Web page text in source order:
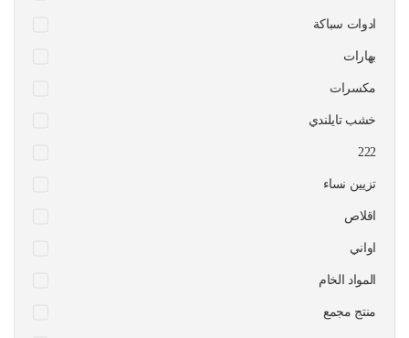
ادوات سباكة
بهارات
مكسرات
خشب تايلندي
222
تزيين نساء
اقلاص
اواني
المواد الخام
منتج مجمع